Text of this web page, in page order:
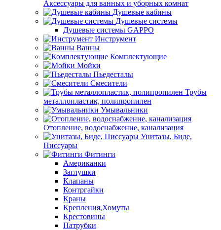
Аксессуары для ванных и уборных комнат
Душевые кабины
Душевые системы
Душевые системы GAPPO
Инструмент
Ванны
Комплектующие
Мойки
Пьедесталы
Смесители
Трубы
металлопластик, полипропилен
Умывальники
Отопление, водоснабжение, канализация
Унитазы, Биде,
Писсуары
Фитинги
Американки
Заглушки
Клапаны
Контргайки
Краны
Крепления,Хомуты
Крестовины
Патрубки